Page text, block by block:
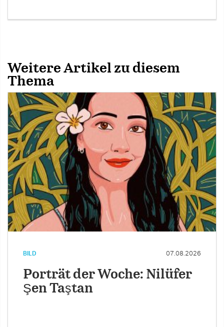
Weitere Artikel zu diesem
Thema
BILD 07.08.2026
Porträt der Woche: Nilüfer
Şen Taştan